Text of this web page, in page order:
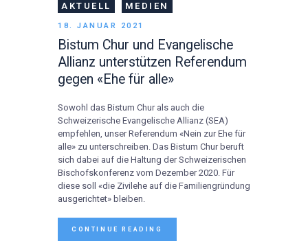
AKTUELL MEDIEN
18. JANUAR 2021
Bistum Chur und Evangelische
Allianz unterstützen Referendum
gegen «Ehe für alle»
Sowohl das Bistum Chur als auch die
Schweizerische Evangelische Allianz (SEA)
empfehlen, unser Referendum «Nein zur Ehe für
alle» zu unterschreiben. Das Bistum Chur beruft
sich dabei auf die Haltung der Schweizerischen
Bischofskonferenz vom Dezember 2020. Für
diese soll «die Zivilehe auf die Familiengründung
ausgerichtet» bleiben.
CONTINUE READING